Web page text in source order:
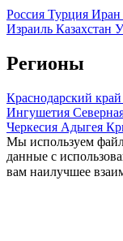
Россия Турция Иран
Израиль Казахстан
Регионы
Краснодарский край
Ингушетия
Черкесия Адыгея
Мы используем
данные с
вам наилучшее